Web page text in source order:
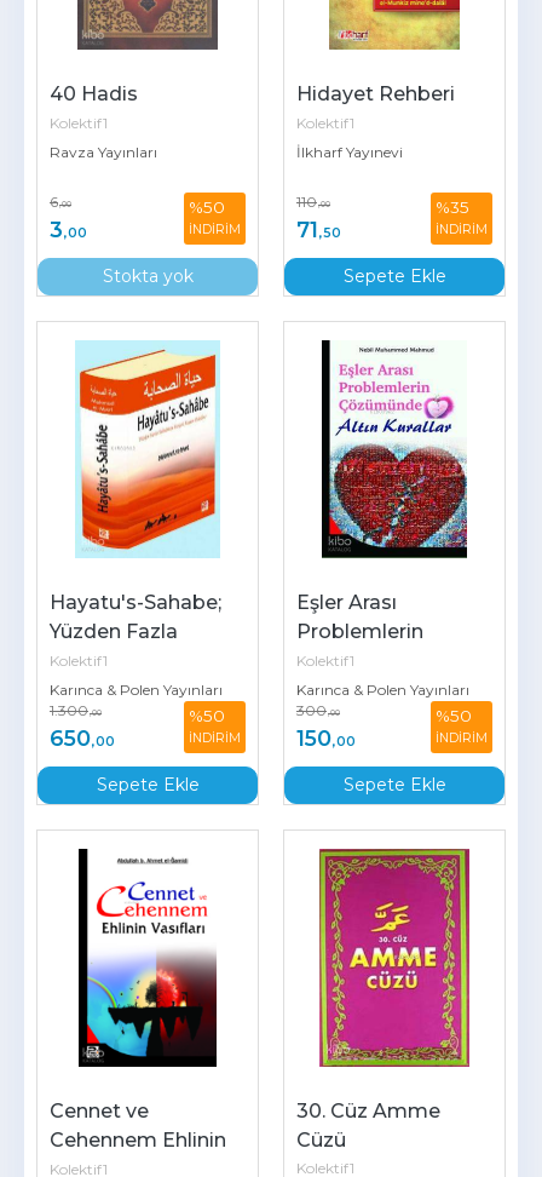
Stokta yok
40 Hadis
Kolektif1
Ravza Yayınları
%50
İNDİRİM
6,00
3,00
Sepete Ekle
Hidayet Rehberi
Kolektif1
İlkharf Yayınevi
%35
İNDİRİM
110,00
71,50
Sepete Ekle
Hayatu's-Sahabe;
Yüzden Fazla
Sahabinin Gerçek
Yaşam Öyküleri
Kolektif1
Karınca & Polen Yayınları
%50
İNDİRİM
1.300,00
650,00
Sepete Ekle
Eşler Arası
Problemlerin
Çözümünde Altın
Kurallar
Kolektif1
Karınca & Polen Yayınları
%50
İNDİRİM
300,00
150,00
Cennet ve
Cehennem Ehlinin
Vasıfları
Kolektif1
30. Cüz Amme
Cüzü
Kolektif1